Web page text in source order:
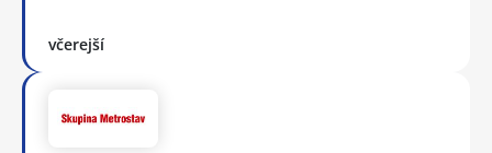
včerejší